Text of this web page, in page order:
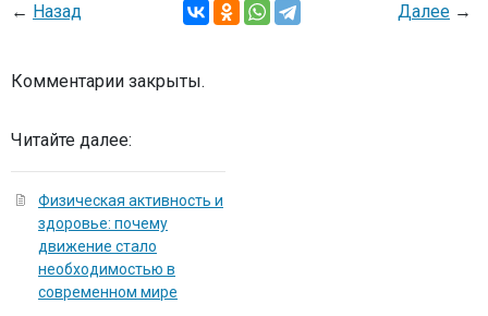
← Назад Далее →
Комментарии закрыты.
Читайте далее:
Физическая активность и
здоровье: почему
движение стало
необходимостью в
современном мире